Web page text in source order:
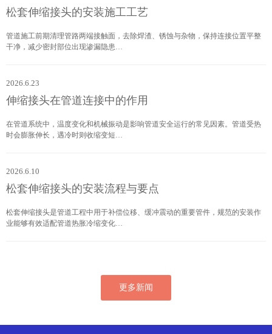
松套伸缩接头的安装施工工艺
管道施工前期清理管路两端接触面，去除焊渣、锈蚀与杂物，保持连接位置平整
干净，减少密封部位出现渗漏隐患…
2026.6.23
伸缩接头在管道连接中的作用
在管道系统中，温度变化和机械振动是影响管道安全运行的常见因素。管道受热
时会膨胀伸长，遇冷时则收缩变短…
2026.6.10
松套伸缩接头的安装流程与要点
松套伸缩接头是管道工程中用于补偿位移、缓冲震动的重要管件，规范的安装作
业能够有效适配管道热胀冷缩变化…
更多新闻